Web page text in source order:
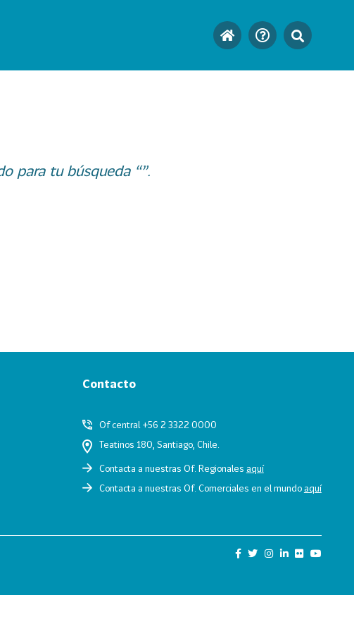
para tu búsqueda “”.
Contacto
Of central +56 2 3322 0000
Teatinos 180, Santiago, Chile.
Contacta a nuestras Of. Regionales aquí
Contacta a nuestras Of. Comerciales en el mundoaquí